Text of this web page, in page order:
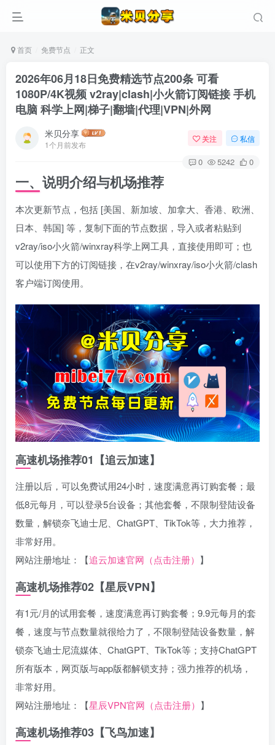
首页 免费节点 正文
2026年06月18日免费精选节点200条 可看
1080P/4K视频 v2ray|clash|小火箭订阅链接 手机
电脑 科学上网|梯子|翻墙|代理|VPN|外网
米贝分享
1个月前发布
关注 私信
0 5242 0
一、说明介绍与机场推荐
本次更新节点，包括 [美国、新加坡、加拿大、香港、欧洲、
日本、韩国] 等，复制下面的节点数据，导入或者粘贴到
v2ray/iso小火箭/winxray科学上网工具，直接使用即可；也
可以使用下方的订阅链接，在v2ray/winxray/iso小火箭/clash
客户端订阅使用。
高速机场推荐01【追云加速】
注册以后，可以免费试用24小时，速度满意再订购套餐；最
低8元每月，可以登录5台设备；其他套餐，不限制登陆设备
数量，解锁奈飞迪士尼、ChatGPT、TikTok等，大力推荐，
非常好用。
网站注册地址：【追云加速官网（点击注册） 】
高速机场推荐02【星辰VPN】
有1元/月的试用套餐，速度满意再订购套餐；9.9元每月的套
餐，速度与节点数量就很给力了，不限制登陆设备数量，解
锁奈飞迪士尼流媒体、ChatGPT、TikTok等；支持ChatGPT
所有版本，网页版与app版都解锁支持；强力推荐的机场，
非常好用。
网站注册地址：【星辰VPN官网（点击注册） 】
高速机场推荐03【飞鸟加速】